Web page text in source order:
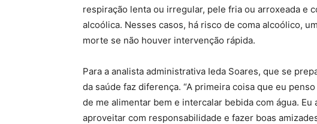
respiração lenta ou irregular, pele fria ou arroxeada e
alcoólica. Nesses casos, há risco de coma alcoólico,
morte se não houver intervenção rápida.
Para a analista administrativa Ieda Soares, que se
da saúde faz diferença. “A primeira coisa que eu
de me alimentar bem e intercalar bebida com água.
aproveitar com responsabilidade e fazer boas